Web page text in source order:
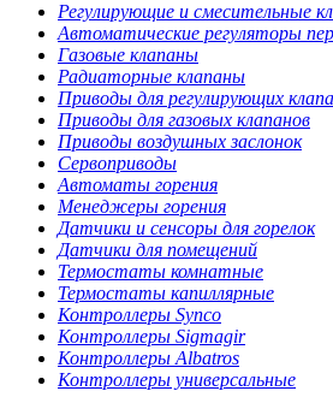
Регулирующие и смесительные
Автоматические регуляторы
Газовые клапаны
Радиаторные клапаны
Приводы для регулирующих
Приводы для газовых клапанов
Приводы воздушных заслонок
Сервоприводы
Автоматы горения
Менеджеры горения
Датчики и сенсоры для горелок
Датчики для помещений
Термостаты комнатные
Термостаты капиллярные
Контроллеры Synco
Контроллеры Sigmagir
Контроллеры Albatros
Контроллеры универсальные